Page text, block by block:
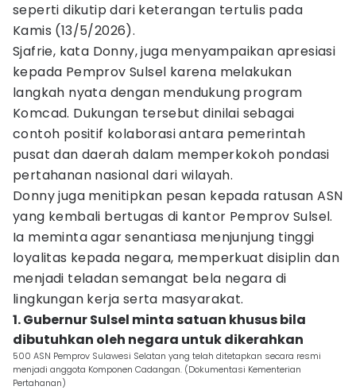
seperti dikutip dari keterangan tertulis pada
Kamis (13/5/2026).
Sjafrie, kata Donny, juga menyampaikan apresiasi
kepada Pemprov Sulsel karena melakukan
langkah nyata dengan mendukung program
Komcad. Dukungan tersebut dinilai sebagai
contoh positif kolaborasi antara pemerintah
pusat dan daerah dalam memperkokoh pondasi
pertahanan nasional dari wilayah.
Donny juga menitipkan pesan kepada ratusan ASN
yang kembali bertugas di kantor Pemprov Sulsel.
Ia meminta agar senantiasa menjunjung tinggi
loyalitas kepada negara, memperkuat disiplin dan
menjadi teladan semangat bela negara di
lingkungan kerja serta masyarakat.
1. Gubernur Sulsel minta satuan khusus bila
dibutuhkan oleh negara untuk dikerahkan
500 ASN Pemprov Sulawesi Selatan yang telah ditetapkan secara resmi
menjadi anggota Komponen Cadangan. (Dokumentasi Kementerian
Pertahanan)